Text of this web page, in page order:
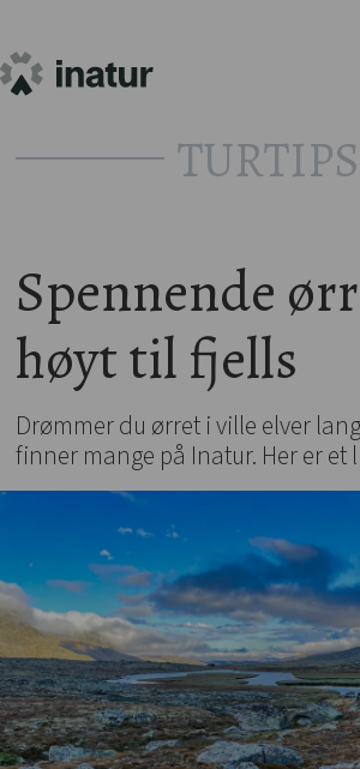
TURTIPS
Spennende
høyt til fjells
Drømmer du ørret i ville elver
finner mange på Inatur. Her er et